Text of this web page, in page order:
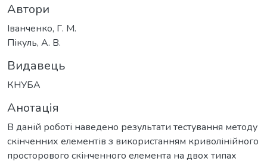
Автори
Іванченко, Г. М.
Пікуль, А. В.
Видавець
КНУБА
Анотація
В даній роботі наведено результати тестування методу
скінченних елементів з використанням криволінійного
просторового скінченного елемента на двох типах